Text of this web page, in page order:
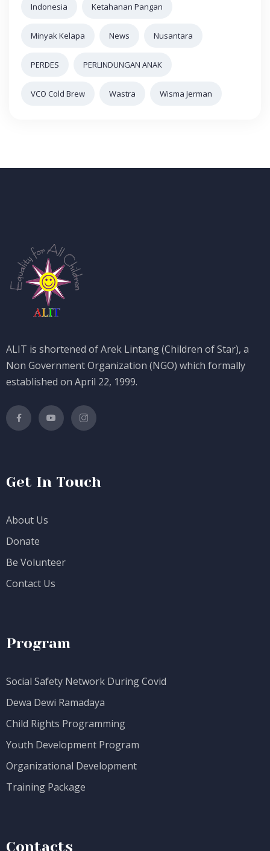
Indonesia Ketahanan Pangan
Minyak Kelapa News Nusantara
PERDES PERLINDUNGAN ANAK
VCO Cold Brew Wastra Wisma Jerman
ALIT is shortened of Arek Lintang (Children of Star), a
Non Government Organization (NGO) which formally
established on April 22, 1999.
Get In Touch
About Us
Donate
Be Volunteer
Contact Us
Program
Social Safety Network During Covid
Dewa Dewi Ramadaya
Child Rights Programming
Youth Development Program
Organizational Development
Training Package
Contacts